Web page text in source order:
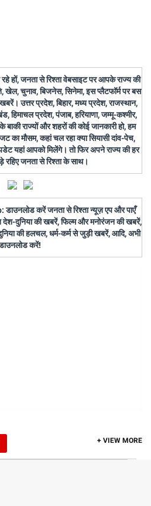
हों, जनता से रिश्ता वेबसाइट पर आपके राज्य की
खेल, चुनाव, बिजनेस, सिनेमा, इस प्लैटफॉर्म पर बस
उत्तर प्रदेश, बिहार, मध्य प्रदेश, राजस्थान,
हिमाचल प्रदेश, पंजाब, हरियाणा, जम्मू-कश्मीर,
राज्यों और शहरों की कोई जानकारी हो, हम
का मौसम, कहां चल रहा क्या सियासी दांव-पेच,
यहां आपको मिलेंगे। तो फिर अपने राज्य की हर
जनता से रिश्ता के साथ।
करें जनता से रिश्ता न्यूज़ एप और पाएँ
देश-दुनिया की खबरें, फिल्म और मनोरंजन की खबरें,
की हलचल, धर्म-कर्म से जुड़ी खबरें, आदि, अभी
करें!
+ VIEW MORE